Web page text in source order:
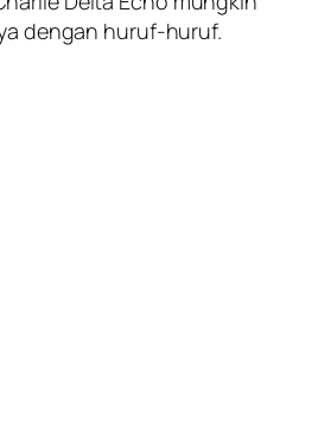
dengan huruf-huruf.